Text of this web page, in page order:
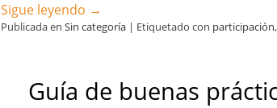
Sigue leyendo →
Publicada en Sin categoría | Etiquetado con participación,
Guía de buenas